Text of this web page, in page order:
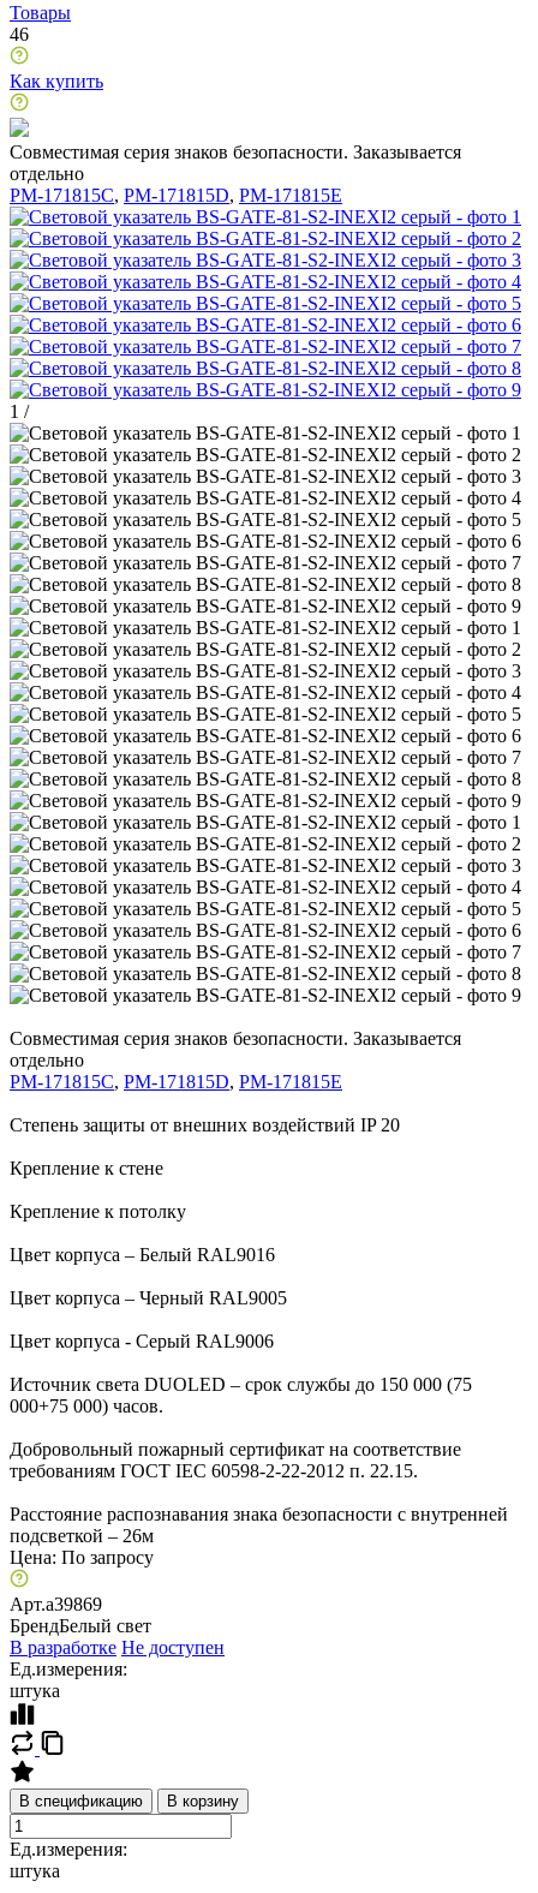
Товары
46
Как купить
Совместимая серия знаков безопасности. Заказывается
отдельно
PM-171815C, PM-171815D, PM-171815E
1 /
Совместимая серия знаков безопасности. Заказывается
отдельно
PM-171815C, PM-171815D, PM-171815E
Степень защиты от внешних воздействий IP 20
Крепление к стене
Крепление к потолку
Цвет корпуса – Белый RAL9016
Цвет корпуса – Черный RAL9005
Цвет корпуса - Серый RAL9006
Источник света DUOLED – срок службы до 150 000 (75
000+75 000) часов.
Добровольный пожарный сертификат на соответствие
требованиям ГОСТ IEC 60598-2-22-2012 п. 22.15.
Расстояние распознавания знака безопасности с внутренней
подсветкой – 26м
Цена: По запросу
Арт.a39869
БрендБелый свет
В разработке Не доступен
Ед.измерения:
штука
В спецификацию В корзину
Ед.измерения:
штука